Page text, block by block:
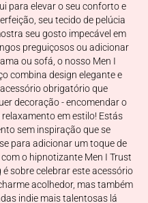
para elevar o seu conforto e
seu tecido de pelúcia
seu gosto impecável em
preguiçosos ou adicionar
ou sofá, o nosso Men I
combina design elegante e
obrigatório que
decoração - encomendar o
em estilo! Estás
sem inspiração que se
para adicionar um toque de
o hipnotizante Men I Trust
sobre celebrar este acessório
acolhedor, mas também
indie mais talentosas lá